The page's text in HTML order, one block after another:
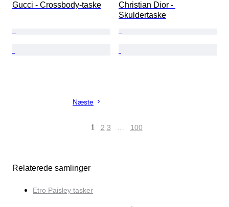
Gucci - Crossbody-taske
Christian Dior -
Skuldertaske
Næste
1 2 3 … 100
Relaterede samlinger
Etro Paisley tasker